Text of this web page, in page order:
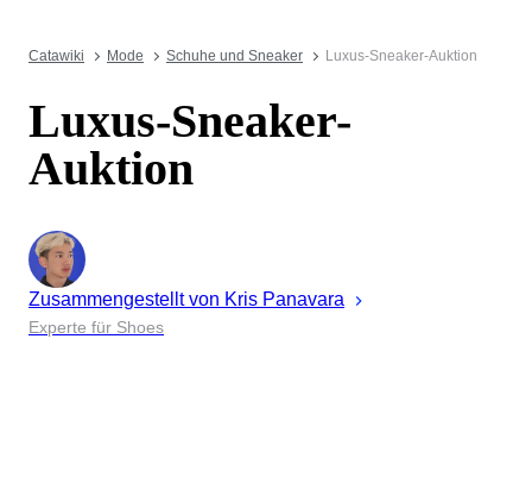
Catawiki Mode Schuhe und Sneaker Luxus-Sneaker-Auktion
Luxus-Sneaker-
Auktion
Zusammengestellt von Kris Panavara
Experte für Shoes